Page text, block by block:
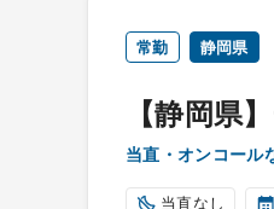
常勤 静岡県
【静岡県
当直・オンコー
当直なし